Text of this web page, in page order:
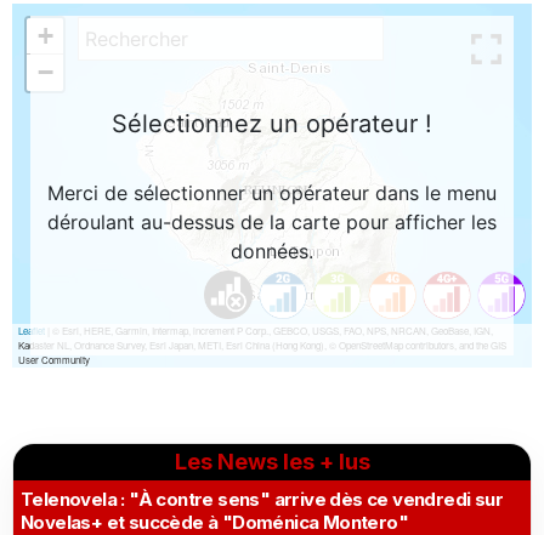
Les News les + lus
Telenovela : "À contre sens" arrive dès ce vendredi sur
Novelas+ et succède à "Doménica Montero"